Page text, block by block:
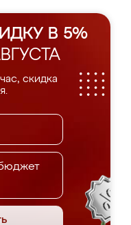
В 5%
скидка